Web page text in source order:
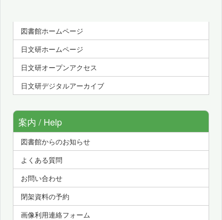
図書館ホームページ
日文研ホームページ
日文研オープンアクセス
日文研デジタルアーカイブ
案内 / Help
図書館からのお知らせ
よくある質問
お問い合わせ
閉架資料の予約
画像利用連絡フォーム